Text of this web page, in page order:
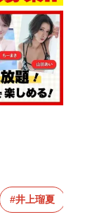
井上瑠夏